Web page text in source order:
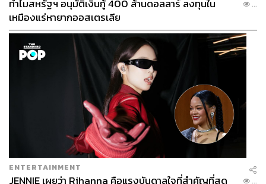
ทำไมสหรัฐฯ อนุมัติเงินกู้ 400 ล้านดอลลาร์ ลงทุนใน
เหมืองแร่หายากออสเตรเลีย
...
ENTERTAINMENT
JENNIE เผยว่า Rihanna คือแรงบันดาลใจที่สำคัญที่สุด
...